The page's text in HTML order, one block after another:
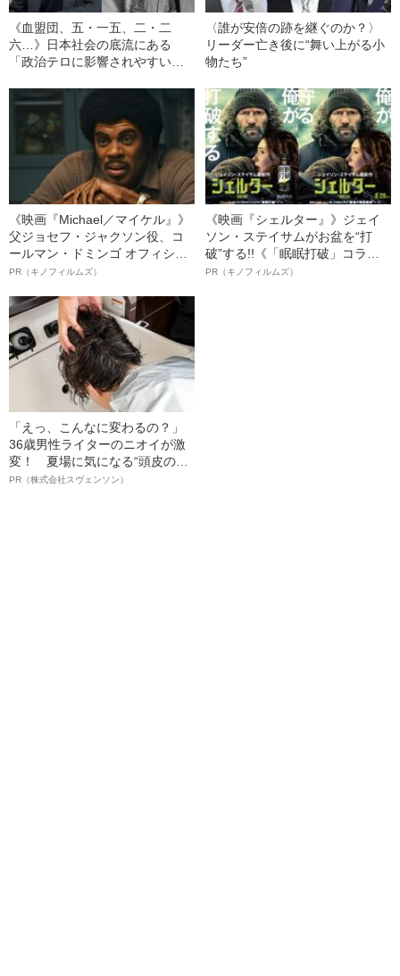
《血盟団、五・一五、二・二
六…》日本社会の底流にある
「政治テロに影響されやすい思
〈誰が安倍の跡を継ぐのか？〉
リーダー亡き後に“舞い上がる小
物たち”
《映画『Michael／マイケル』》
父ジョセフ・ジャクソン役、コ
ールマン・ドミンゴ オフィシャ
ルインタビュー“観客を魅了した
語る”《日本興収70億円突破》
PR（キノフィルムズ）
《映画『シェルター』》ジェイ
ソン・ステイサムがお盆を“打
破”する!!《「眠眠打破」コラ
ボ》
PR（キノフィルムズ）
「えっ、こんなに変わるの？」
36歳男性ライターのニオイが激
変！ 夏場に気になる“頭皮のニ
オイ”や“ベタつき”を解消す
PR（株式会社スヴェンソン）